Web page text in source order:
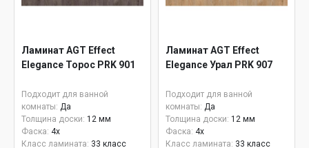
Ламинат AGT Effect
Elegance Торос PRK 901
Подходит для ванной
комнаты: Да
Толщина доски: 12 мм
Фаска: 4x
Класс ламината: 33 класс
Ламинат AGT Effect
Elegance Урал PRK 907
Подходит для ванной
комнаты: Да
Толщина доски: 12 мм
Фаска: 4x
Класс ламината: 33 класс